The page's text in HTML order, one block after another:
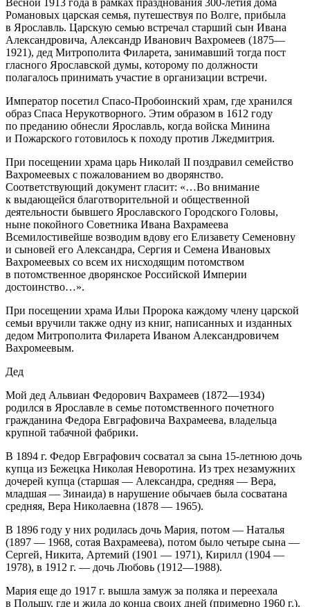
Романовых царская семья, путешествуя по Волге, прибыла
в Ярославль. Царскую семью встречал старший сын Ивана
Александровича, Александр Иванович Вахромеев (1875—
1921), дед Митрополита Филарета, занимавший тогда пост
гласного Ярославской думы, которому по должности
полагалось принимать участие в организации встречи.
Император посетил Спасо-Пробоинский храм, где хранился
образ Спаса Нерукотворного. Этим образом в 1612 году
по преданию обнесли Ярославль, когда войска Минина
и Пожарского готовилось к походу против Лжедмитрия.
При посещении храма царь Николай II поздравил семейство
Вахромеевых с пожалованием во дворянство.
Соответствующий документ гласит: «…Во внимание
к выдающейся благотворительной и общественной
деятельности бывшего Ярославского Городского Головы,
ныне покойного Советника Ивана Вахрамеева
Всемилостивейше возводим вдову его Елизавету Семеновну
и сыновей его Александра, Сергия и Семена Ивановых
Вахромеевых со всем их нисходящим потомством
в потомственное дворянское Российской Империи
достоинство…».
При посещении храма Ильи Пророка каждому члену царской
семьи вручили также одну из книг, написанных и изданных
дедом Митрополита Филарета Иваном Александровичем
Вахромеевым.
Дед
Мой дед Альвиан Федорович Вахрамеев (1872—1934)
родился в Ярославле в семье потомственного почетного
гражданина Федора Евграфовича Вахрамеева, владельца
крупной табачной фабрики.
В 1894 г. Федор Евграфович сосватал за сына 15-летнюю дочь
купца из Бежецка Николая Неворотина. Из трех незамужних
дочерей купца (старшая — Александра, средняя — Вера,
младшая — Зинаида) в нарушение обычаев была сосватана
средняя, Вера Николаевна (1878 — 1965).
В 1896 году у них родилась дочь Мария, потом — Наталья
(1897 — 1968, сотая Вахрамеева), потом было четыре сына —
Сергей, Никита, Артемий (1901 — 1971), Кирилл (1904 —
1978), в 1912 г. — дочь Любовь (1912—1988).
Мария еще до 1917 г. вышла замуж за поляка и переехала
в Польшу, где и жила до конца своих дней (примерно 1960 г.).